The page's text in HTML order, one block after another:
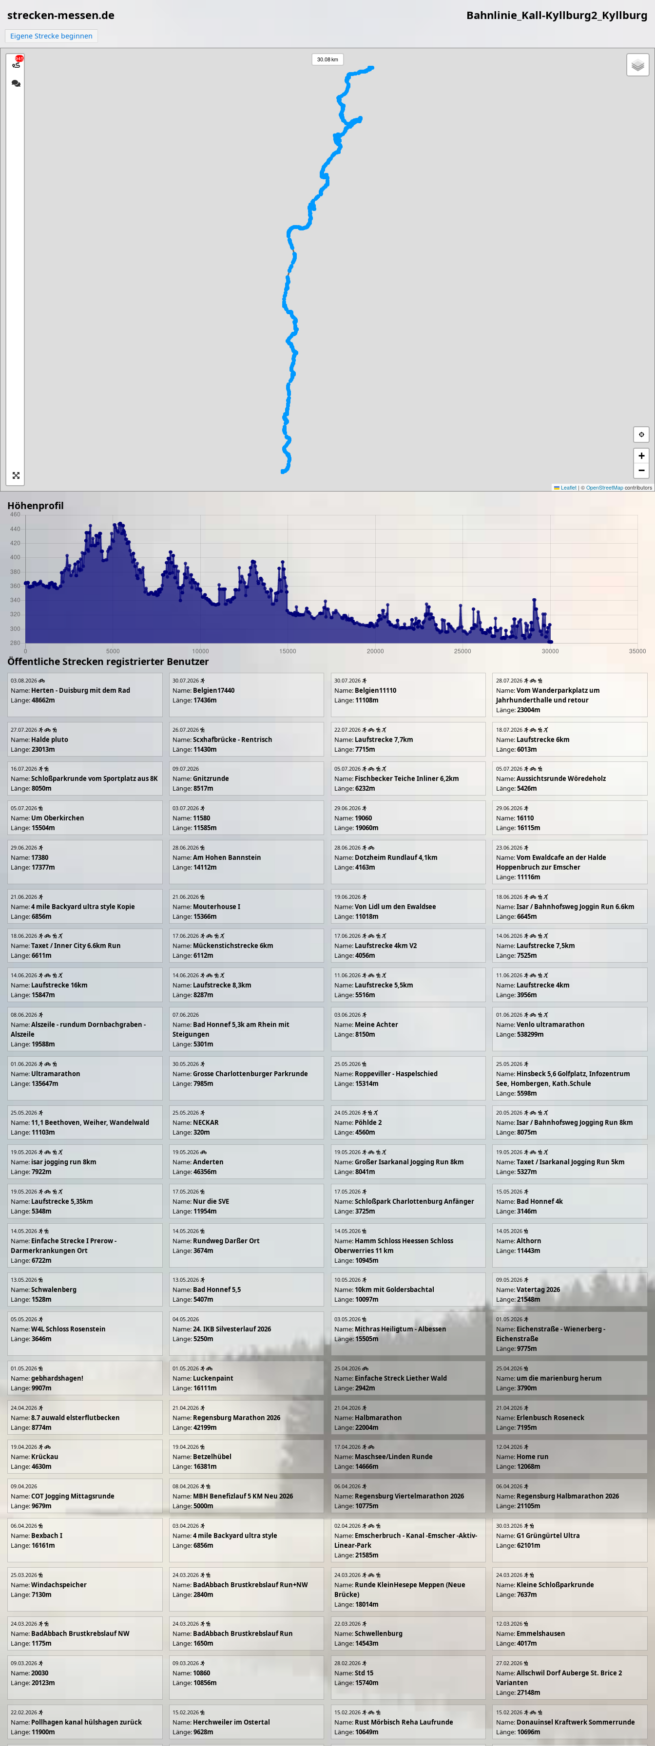
strecken-messen.de Bahnlinie_Kall-Kyllburg2_Kyllburg
Eigene Strecke beginnen
945 30.08 km
+
−
Leaflet | © OpenStreetMap contributors
Höhenprofil
Öffentliche Strecken registrierter Benutzer
03.08.2026
Name: Herten - Duisburg mit dem Rad
Länge:48662m
30.07.2026
Name: Belgien17440
Länge: 17436m
30.07.2026
Name: Belgien11110
Länge: 11108m
28.07.2026
Name:Vom Wanderparkplatz um
Jahrhunderthalle und retour
Länge:23004m
27.07.2026
Name: Halde pluto
Länge:23013m
26.07.2026
Name:Scxhafbrücke - Rentrisch
Länge: 11430m
22.07.2026
Name: Laufstrecke 7,7km
Länge:7715m
18.07.2026
Name: Laufstrecke 6km
Länge:6013m
16.07.2026
Name:Schloßparkrunde vom Sportplatz aus 8K
Länge:8050m
09.07.2026
Name:Gnitzrunde
Länge:8517m
05.07.2026
Name: Fischbecker Teiche Inliner 6,2km
Länge:6232m
05.07.2026
Name:Aussichtsrunde Wöredeholz
Länge:5426m
05.07.2026
Name: Um Oberkirchen
Länge: 15504m
03.07.2026
Name: 11580
Länge: 11585m
29.06.2026
Name: 19060
Länge: 19060m
29.06.2026
Name: 16110
Länge: 16115m
29.06.2026
Name: 17380
Länge: 17377m
28.06.2026
Name:Am Hohen Bannstein
Länge: 14112m
28.06.2026
Name: Dotzheim Rundlauf 4,1km
Länge:4163m
23.06.2026
Name:Vom Ewaldcafe an der Halde
Hoppenbruch zur Emscher
Länge: 11116m
21.06.2026
Name:4 mile Backyard ultra style Kopie
Länge:6856m
21.06.2026
Name: Mouterhouse I
Länge: 15366m
19.06.2026
Name:Von Lidl um den Ewaldsee
Länge: 11018m
18.06.2026
Name:Isar / Bahnhofsweg Joggin Run 6.6km
Länge:6645m
18.06.2026
Name:Taxet / Inner City 6.6km Run
Länge:6611m
17.06.2026
Name: Mückenstichstrecke 6km
Länge:6112m
17.06.2026
Name: Laufstrecke 4km V2
Länge:4056m
14.06.2026
Name: Laufstrecke 7,5km
Länge:7525m
14.06.2026
Name: Laufstrecke 16km
Länge: 15847m
14.06.2026
Name: Laufstrecke 8,3km
Länge:8287m
11.06.2026
Name: Laufstrecke 5,5km
Länge:5516m
11.06.2026
Name: Laufstrecke 4km
Länge:3956m
08.06.2026
Name:Alszeile - rundum Dornbachgraben -
Alszeile
Länge: 19588m
07.06.2026
Name: Bad Honnef 5,3k am Rhein mit
Steigungen
Länge:5301m
03.06.2026
Name: Meine Achter
Länge:8150m
01.06.2026
Name:Venlo ultramarathon
Länge:538299m
01.06.2026
Name: Ultramarathon
Länge: 135647m
30.05.2026
Name:Grosse Charlottenburger Parkrunde
Länge:7985m
25.05.2026
Name: Roppeviller - Haspelschied
Länge: 15314m
25.05.2026
Name: Hinsbeck 5,6 Golfplatz, Infozentrum
See, Hombergen, Kath.Schule
Länge:5598m
25.05.2026
Name: 11,1 Beethoven, Weiher, Wandelwald
Länge: 11103m
25.05.2026
Name: NECKAR
Länge:320m
24.05.2026
Name: Pöhlde 2
Länge:4560m
20.05.2026
Name:Isar / Bahnhofsweg Jogging Run 8km
Länge:8075m
19.05.2026
Name: isar jogging run 8km
Länge:7922m
19.05.2026
Name:Anderten
Länge:46356m
19.05.2026
Name:Großer Isarkanal Jogging Run 8km
Länge:8041m
19.05.2026
Name:Taxet / Isarkanal Jogging Run 5km
Länge:5327m
19.05.2026
Name: Laufstrecke 5,35km
Länge:5348m
17.05.2026
Name: Nur die SVE
Länge: 11954m
17.05.2026
Name:Schloßpark Charlottenburg Anfänger
Länge:3725m
15.05.2026
Name: Bad Honnef 4k
Länge:3146m
14.05.2026
Name: Einfache Strecke I Prerow -
Darmerkrankungen Ort
Länge:6722m
14.05.2026
Name: Rundweg Darßer Ort
Länge:3674m
14.05.2026
Name: Hamm Schloss Heessen Schloss
Oberwerries 11 km
Länge: 10945m
14.05.2026
Name:Althorn
Länge: 11443m
13.05.2026
Name:Schwalenberg
Länge: 1528m
13.05.2026
Name: Bad Honnef 5,5
Länge:5407m
10.05.2026
Name: 10km mit Goldersbachtal
Länge: 10097m
09.05.2026
Name:Vatertag 2026
Länge:21548m
05.05.2026
Name:W4L Schloss Rosenstein
Länge:3646m
04.05.2026
Name:24. IKB Silvesterlauf 2026
Länge:5250m
03.05.2026
Name: Mithras Heiligtum - Albessen
Länge:15505m
01.05.2026
Name: Eichenstraße - Wienerberg -
Eichenstraße
Länge:9775m
01.05.2026
Name:gebhardshagen!
Länge:9907m
01.05.2026
Name: Luckenpaint
Länge: 16111m
25.04.2026
Name: Einfache Streck Liether Wald
Länge:2942m
25.04.2026
Name: um die marienburg herum
Länge:3790m
24.04.2026
Name:8.7 auwald elsterflutbecken
Länge:8774m
21.04.2026
Name: Regensburg Marathon 2026
Länge:42199m
21.04.2026
Name: Halbmarathon
Länge:22004m
21.04.2026
Name: Erlenbusch Roseneck
Länge:7195m
19.04.2026
Name: Krückau
Länge:4630m
19.04.2026
Name: Betzelhübel
Länge: 16381m
17.04.2026
Name: Maschsee/Linden Runde
Länge: 14666m
12.04.2026
Name: Home run
Länge: 12068m
09.04.2026
Name:COT Jogging Mittagsrunde
Länge:9679m
08.04.2026
Name: MBH Benefizlauf 5 KM Neu 2026
Länge:5000m
06.04.2026
Name: Regensburg Viertelmarathon 2026
Länge: 10775m
06.04.2026
Name: Regensburg Halbmarathon 2026
Länge:21105m
06.04.2026
Name: Bexbach I
Länge: 16161m
03.04.2026
Name:4 mile Backyard ultra style
Länge:6856m
02.04.2026
Name: Emscherbruch - Kanal -Emscher -Aktiv-
Linear-Park
Länge:21585m
30.03.2026
Name:G1 Grüngürtel Ultra
Länge:62101m
25.03.2026
Name:Windachspeicher
Länge:7130m
24.03.2026
Name: BadAbbach Brustkrebslauf Run+NW
Länge:2840m
24.03.2026
Name: Runde KleinHesepe Meppen (Neue
Brücke)
Länge: 18014m
24.03.2026
Name: Kleine Schloßparkrunde
Länge:7637m
24.03.2026
Name: BadAbbach Brustkrebslauf NW
Länge: 1175m
24.03.2026
Name: BadAbbach Brustkrebslauf Run
Länge: 1650m
22.03.2026
Name:Schwellenburg
Länge: 14543m
12.03.2026
Name: Emmelshausen
Länge:4017m
09.03.2026
Name:20030
Länge:20123m
09.03.2026
Name: 10860
Länge: 10856m
28.02.2026
Name:Std 15
Länge: 15740m
27.02.2026
Name:Allschwil Dorf Auberge St. Brice 2
Varianten
Länge:27148m
22.02.2026
Name: Pollhagen kanal hülshagen zurück
Länge: 11900m
15.02.2026
Name: Herchweiler im Ostertal
Länge:9628m
15.02.2026
Name: Rust Mörbisch Reha Laufrunde
Länge: 10649m
15.02.2026
Name: Donauinsel Kraftwerk Sommerrunde
Länge: 10696m